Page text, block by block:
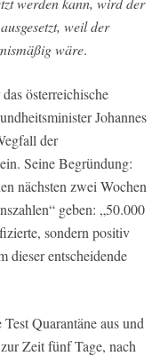
weil der
wäre.
österreichische
Johannes
der
Seine Begründung:
nächsten zwei Wochen
geben: „50.000
sondern positiv
dieser entscheidende
Quarantäne aus und
Zeit fünf Tage, nach